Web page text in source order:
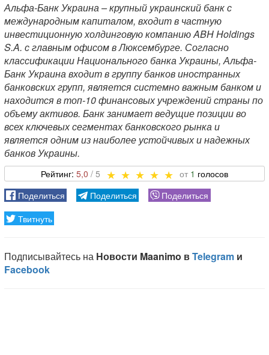
Альфа-Банк Украина – крупный украинский банк с
международным капиталом, входит в частную
инвестиционную холдинговую компанию ABH Holdings
S.A. с главным офисом в Люксембурге. Согласно
классификации Национального банка Украины, Альфа-
Банк Украина входит в группу банков иностранных
банковских групп, является системно важным банком и
находится в топ-10 финансовых учреждений страны по
объему активов. Банк занимает ведущие позиции во
всех ключевых сегментах банковского рынка и
является одним из наиболее устойчивых и надежных
банков Украины.
5,0 1